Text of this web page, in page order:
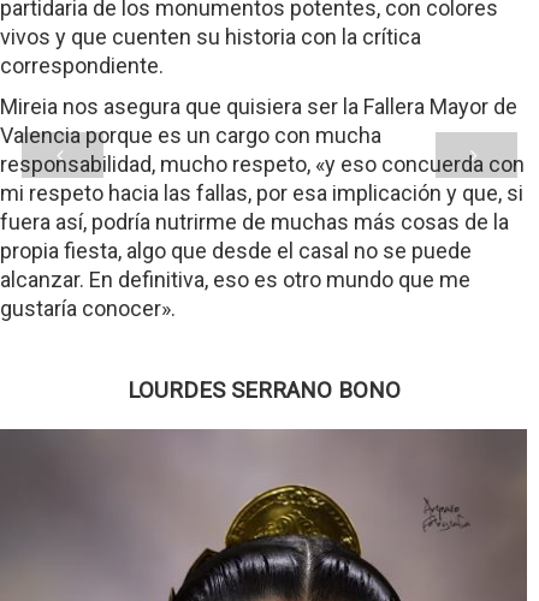
partidaria de los monumentos potentes, con colores
vivos y que cuenten su historia con la crítica
correspondiente.
Mireia nos asegura que quisiera ser la Fallera Mayor de
Valencia porque es un cargo con mucha
responsabilidad, mucho respeto, «y eso concuerda con
mi respeto hacia las fallas, por esa implicación y que, si
fuera así, podría nutrirme de muchas más cosas de la
propia fiesta, algo que desde el casal no se puede
alcanzar. En definitiva, eso es otro mundo que me
gustaría conocer».
LOURDES SERRANO BONO